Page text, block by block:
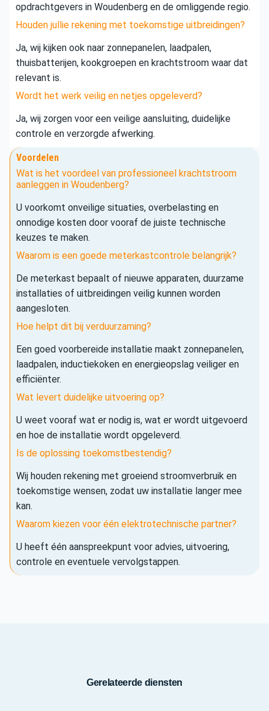
opdrachtgevers in Woudenberg en de omliggende regio.
Houden jullie rekening met toekomstige uitbreidingen?
Ja, wij kijken ook naar zonnepanelen, laadpalen,
thuisbatterijen, kookgroepen en krachtstroom waar dat
relevant is.
Wordt het werk veilig en netjes opgeleverd?
Ja, wij zorgen voor een veilige aansluiting, duidelijke
controle en verzorgde afwerking.
Voordelen
Wat is het voordeel van professioneel krachtstroom
aanleggen in Woudenberg?
U voorkomt onveilige situaties, overbelasting en
onnodige kosten door vooraf de juiste technische
keuzes te maken.
Waarom is een goede meterkastcontrole belangrijk?
De meterkast bepaalt of nieuwe apparaten, duurzame
installaties of uitbreidingen veilig kunnen worden
aangesloten.
Hoe helpt dit bij verduurzaming?
Een goed voorbereide installatie maakt zonnepanelen,
laadpalen, inductiekoken en energieopslag veiliger en
efficiënter.
Wat levert duidelijke uitvoering op?
U weet vooraf wat er nodig is, wat er wordt uitgevoerd
en hoe de installatie wordt opgeleverd.
Is de oplossing toekomstbestendig?
Wij houden rekening met groeiend stroomverbruik en
toekomstige wensen, zodat uw installatie langer mee
kan.
Waarom kiezen voor één elektrotechnische partner?
U heeft één aanspreekpunt voor advies, uitvoering,
controle en eventuele vervolgstappen.
Gerelateerde diensten